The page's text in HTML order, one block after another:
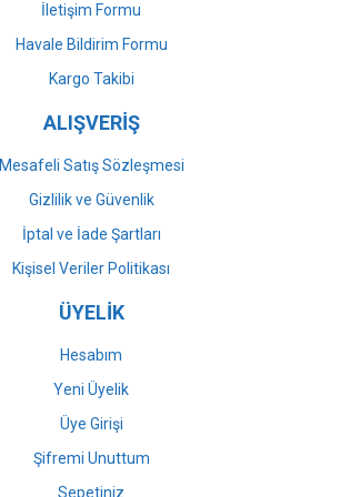
Gönder
İletişim Formu
Havale Bildirim Formu
Kargo Takibi
ALIŞVERİŞ
Mesafeli Satış Sözleşmesi
Gizlilik ve Güvenlik
İptal ve İade Şartları
Kişisel Veriler Politikası
ÜYELİK
Hesabım
Yeni Üyelik
Üye Girişi
Şifremi Unuttum
Sepetiniz